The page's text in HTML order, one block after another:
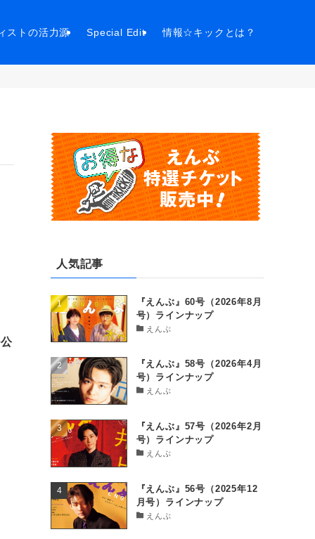
ストの活力源 Special Edit 情報☆キックとは？
人気記事
『えんぶ』60号（2026年8月
号）ラインナップ
えんぶ
『えんぶ』58号（2026年4月
号）ラインナップ
えんぶ
『えんぶ』57号（2026年2月
号）ラインナップ
えんぶ
『えんぶ』56号（2025年12
月号）ラインナップ
えんぶ